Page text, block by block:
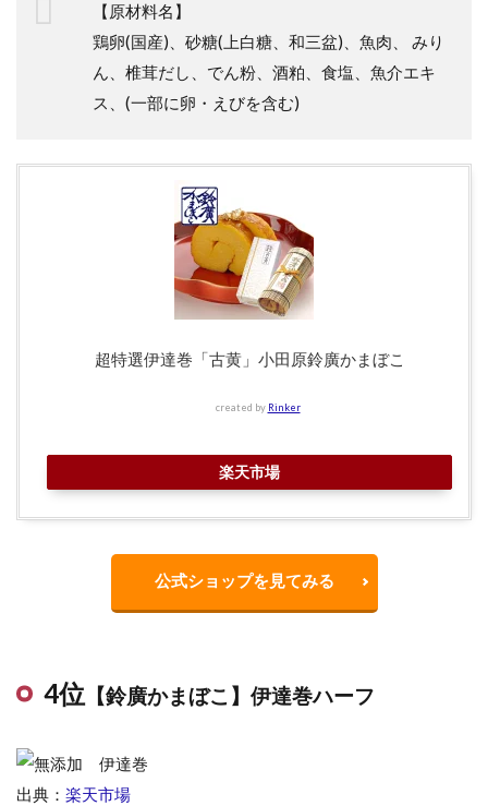
【原材料名】
鶏卵(国産)、砂糖(上白糖、和三盆)、魚肉、 みり
ん、椎茸だし、でん粉、酒粕、食塩、魚介エキ
ス、(一部に卵・えびを含む)
超特選伊達巻「古黄」小田原鈴廣かまぼこ
created by Rinker
楽天市場
公式ショップを見てみる
4位 【鈴廣かまぼこ】伊達巻ハーフ
出典： 楽天市場